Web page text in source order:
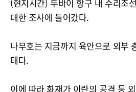
(현지시간) 두바이 항구 내 수리조
대한 조사에 들어갔다.
나무호는 지금까지 육안으로 외부
태다.
이에 따라 화재가 이란의 공격 등